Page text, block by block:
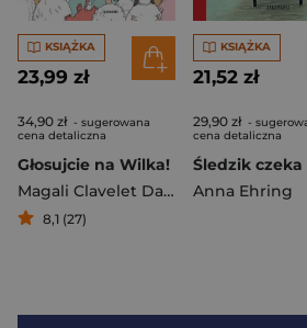
KSIĄŻKA
23,99 zł
34,90 zł - sugerowana
cena detaliczna
Głosujcie na Wilka!
Magali Clavelet Davide Cali
8,1 (27)
KSIĄŻKA
21,52 zł
29,90 zł -
cena detaliczna
Anna Ehring